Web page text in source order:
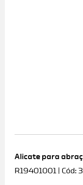
Alicate para
R19401001 | Cód: